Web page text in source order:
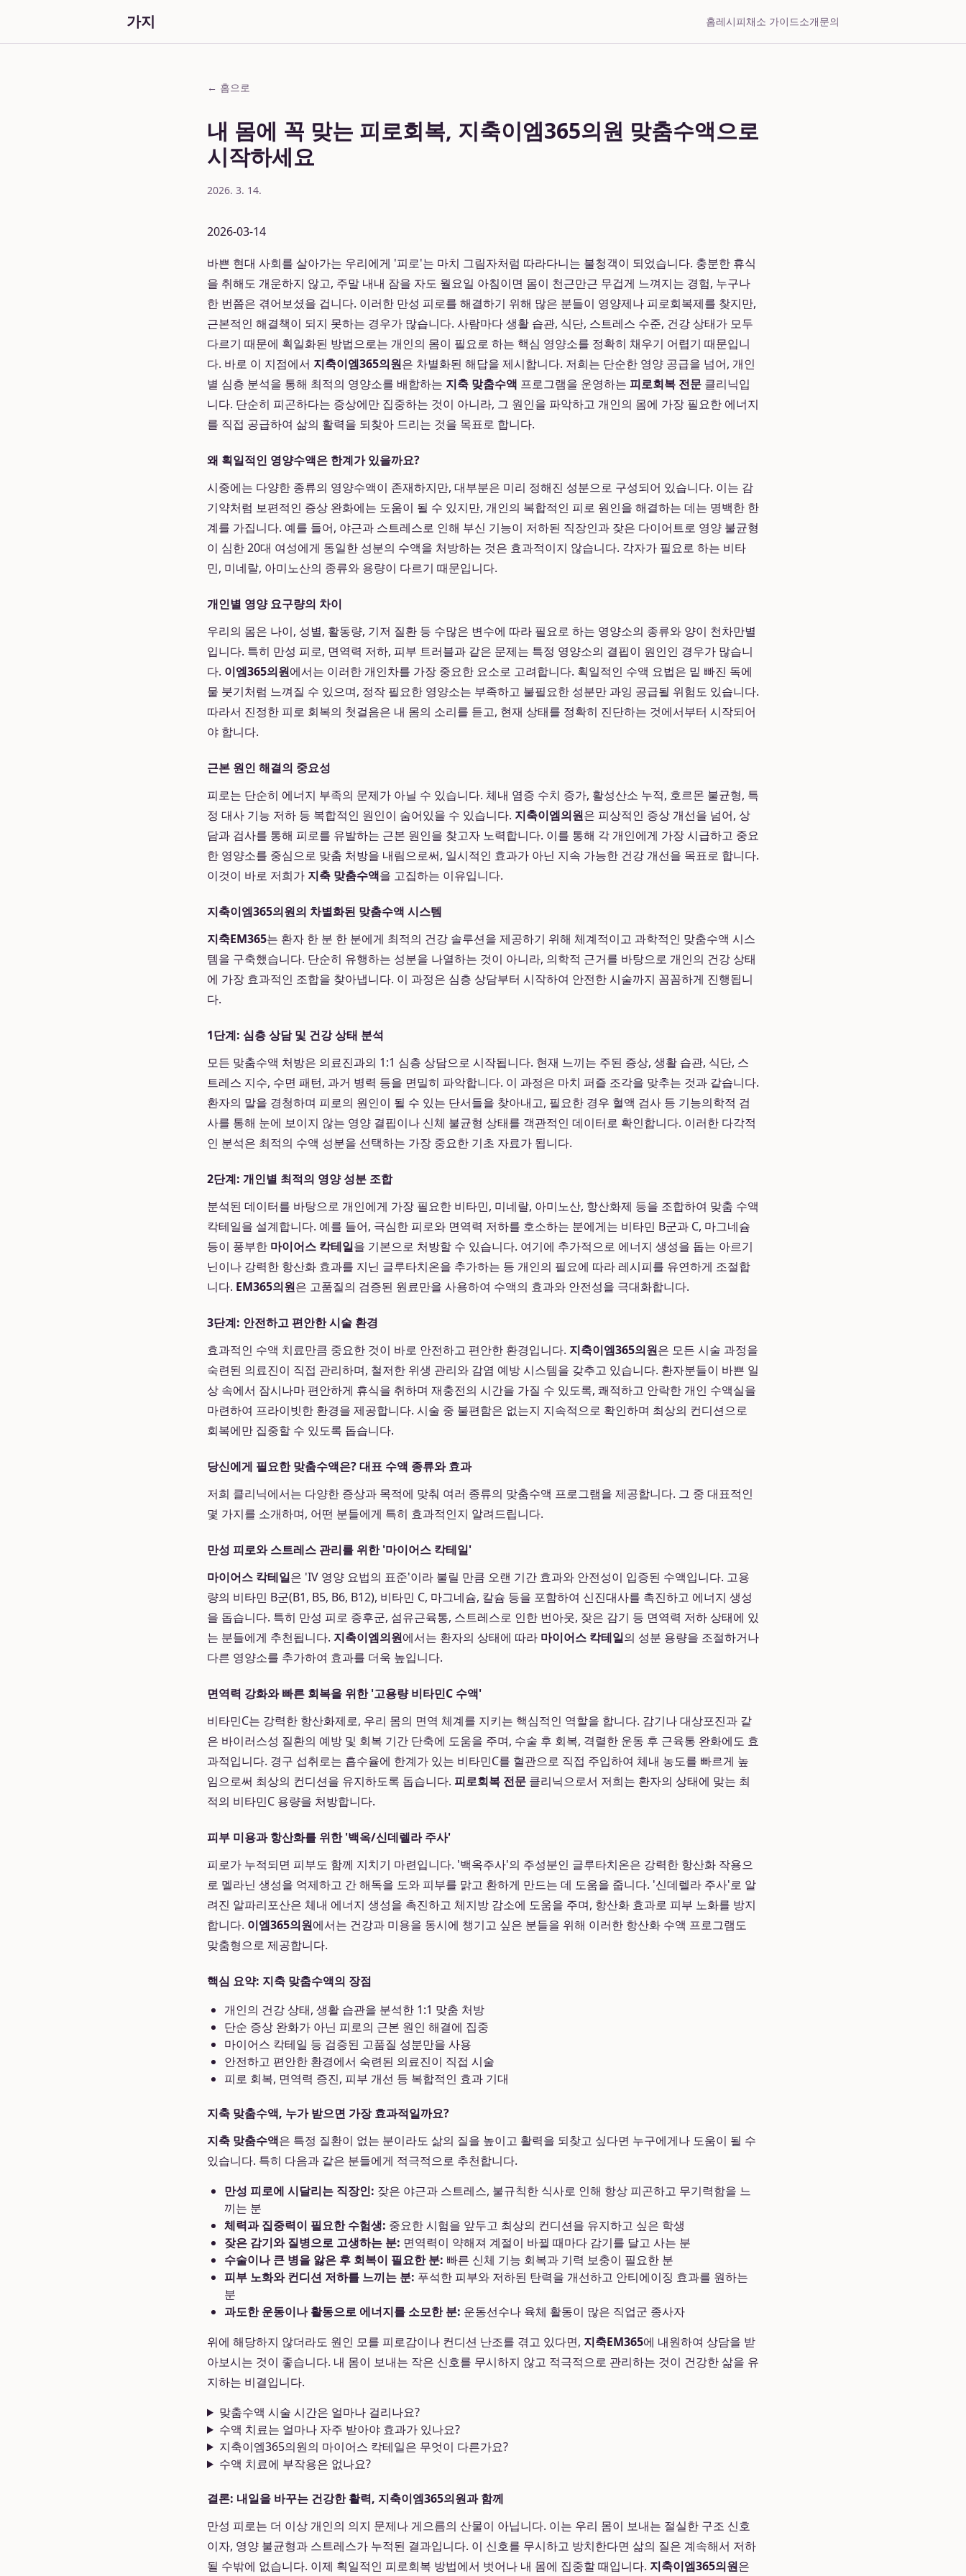
가지 홈레시피채소 가이드소개문의
← 홈으로
내 몸에 꼭 맞는 피로회복, 지축이엠365의원 맞춤수액으로
시작하세요
2026. 3. 14.
2026-03-14
바쁜 현대 사회를 살아가는 우리에게 '피로'는 마치 그림자처럼 따라다니는 불청객이 되었습니다. 충분한 휴식
을 취해도 개운하지 않고, 주말 내내 잠을 자도 월요일 아침이면 몸이 천근만근 무겁게 느껴지는 경험, 누구나
한 번쯤은 겪어보셨을 겁니다. 이러한 만성 피로를 해결하기 위해 많은 분들이 영양제나 피로회복제를 찾지만,
근본적인 해결책이 되지 못하는 경우가 많습니다. 사람마다 생활 습관, 식단, 스트레스 수준, 건강 상태가 모두
다르기 때문에 획일화된 방법으로는 개인의 몸이 필요로 하는 핵심 영양소를 정확히 채우기 어렵기 때문입니
다. 바로 이 지점에서 지축이엠365의원은 차별화된 해답을 제시합니다. 저희는 단순한 영양 공급을 넘어, 개인
별 심층 분석을 통해 최적의 영양소를 배합하는 지축 맞춤수액 프로그램을 운영하는 피로회복 전문 클리닉입
니다. 단순히 피곤하다는 증상에만 집중하는 것이 아니라, 그 원인을 파악하고 개인의 몸에 가장 필요한 에너지
를 직접 공급하여 삶의 활력을 되찾아 드리는 것을 목표로 합니다.
왜 획일적인 영양수액은 한계가 있을까요?
시중에는 다양한 종류의 영양수액이 존재하지만, 대부분은 미리 정해진 성분으로 구성되어 있습니다. 이는 감
기약처럼 보편적인 증상 완화에는 도움이 될 수 있지만, 개인의 복합적인 피로 원인을 해결하는 데는 명백한 한
계를 가집니다. 예를 들어, 야근과 스트레스로 인해 부신 기능이 저하된 직장인과 잦은 다이어트로 영양 불균형
이 심한 20대 여성에게 동일한 성분의 수액을 처방하는 것은 효과적이지 않습니다. 각자가 필요로 하는 비타
민, 미네랄, 아미노산의 종류와 용량이 다르기 때문입니다.
개인별 영양 요구량의 차이
우리의 몸은 나이, 성별, 활동량, 기저 질환 등 수많은 변수에 따라 필요로 하는 영양소의 종류와 양이 천차만별
입니다. 특히 만성 피로, 면역력 저하, 피부 트러블과 같은 문제는 특정 영양소의 결핍이 원인인 경우가 많습니
다. 이엠365의원에서는 이러한 개인차를 가장 중요한 요소로 고려합니다. 획일적인 수액 요법은 밑 빠진 독에
물 붓기처럼 느껴질 수 있으며, 정작 필요한 영양소는 부족하고 불필요한 성분만 과잉 공급될 위험도 있습니다.
따라서 진정한 피로 회복의 첫걸음은 내 몸의 소리를 듣고, 현재 상태를 정확히 진단하는 것에서부터 시작되어
야 합니다.
근본 원인 해결의 중요성
피로는 단순히 에너지 부족의 문제가 아닐 수 있습니다. 체내 염증 수치 증가, 활성산소 누적, 호르몬 불균형, 특
정 대사 기능 저하 등 복합적인 원인이 숨어있을 수 있습니다. 지축이엠의원은 피상적인 증상 개선을 넘어, 상
담과 검사를 통해 피로를 유발하는 근본 원인을 찾고자 노력합니다. 이를 통해 각 개인에게 가장 시급하고 중요
한 영양소를 중심으로 맞춤 처방을 내림으로써, 일시적인 효과가 아닌 지속 가능한 건강 개선을 목표로 합니다.
이것이 바로 저희가 지축 맞춤수액을 고집하는 이유입니다.
지축이엠365의원의 차별화된 맞춤수액 시스템
지축EM365는 환자 한 분 한 분에게 최적의 건강 솔루션을 제공하기 위해 체계적이고 과학적인 맞춤수액 시스
템을 구축했습니다. 단순히 유행하는 성분을 나열하는 것이 아니라, 의학적 근거를 바탕으로 개인의 건강 상태
에 가장 효과적인 조합을 찾아냅니다. 이 과정은 심층 상담부터 시작하여 안전한 시술까지 꼼꼼하게 진행됩니
다.
1단계: 심층 상담 및 건강 상태 분석
모든 맞춤수액 처방은 의료진과의 1:1 심층 상담으로 시작됩니다. 현재 느끼는 주된 증상, 생활 습관, 식단, 스
트레스 지수, 수면 패턴, 과거 병력 등을 면밀히 파악합니다. 이 과정은 마치 퍼즐 조각을 맞추는 것과 같습니다.
환자의 말을 경청하며 피로의 원인이 될 수 있는 단서들을 찾아내고, 필요한 경우 혈액 검사 등 기능의학적 검
사를 통해 눈에 보이지 않는 영양 결핍이나 신체 불균형 상태를 객관적인 데이터로 확인합니다. 이러한 다각적
인 분석은 최적의 수액 성분을 선택하는 가장 중요한 기초 자료가 됩니다.
2단계: 개인별 최적의 영양 성분 조합
분석된 데이터를 바탕으로 개인에게 가장 필요한 비타민, 미네랄, 아미노산, 항산화제 등을 조합하여 맞춤 수액
칵테일을 설계합니다. 예를 들어, 극심한 피로와 면역력 저하를 호소하는 분에게는 비타민 B군과 C, 마그네슘
등이 풍부한 마이어스 칵테일을 기본으로 처방할 수 있습니다. 여기에 추가적으로 에너지 생성을 돕는 아르기
닌이나 강력한 항산화 효과를 지닌 글루타치온을 추가하는 등 개인의 필요에 따라 레시피를 유연하게 조절합
니다. EM365의원은 고품질의 검증된 원료만을 사용하여 수액의 효과와 안전성을 극대화합니다.
3단계: 안전하고 편안한 시술 환경
효과적인 수액 치료만큼 중요한 것이 바로 안전하고 편안한 환경입니다. 지축이엠365의원은 모든 시술 과정을
숙련된 의료진이 직접 관리하며, 철저한 위생 관리와 감염 예방 시스템을 갖추고 있습니다. 환자분들이 바쁜 일
상 속에서 잠시나마 편안하게 휴식을 취하며 재충전의 시간을 가질 수 있도록, 쾌적하고 안락한 개인 수액실을
마련하여 프라이빗한 환경을 제공합니다. 시술 중 불편함은 없는지 지속적으로 확인하며 최상의 컨디션으로
회복에만 집중할 수 있도록 돕습니다.
당신에게 필요한 맞춤수액은? 대표 수액 종류와 효과
저희 클리닉에서는 다양한 증상과 목적에 맞춰 여러 종류의 맞춤수액 프로그램을 제공합니다. 그 중 대표적인
몇 가지를 소개하며, 어떤 분들에게 특히 효과적인지 알려드립니다.
만성 피로와 스트레스 관리를 위한 '마이어스 칵테일'
마이어스 칵테일은 'IV 영양 요법의 표준'이라 불릴 만큼 오랜 기간 효과와 안전성이 입증된 수액입니다. 고용
량의 비타민 B군(B1, B5, B6, B12), 비타민 C, 마그네슘, 칼슘 등을 포함하여 신진대사를 촉진하고 에너지 생성
을 돕습니다. 특히 만성 피로 증후군, 섬유근육통, 스트레스로 인한 번아웃, 잦은 감기 등 면역력 저하 상태에 있
는 분들에게 추천됩니다. 지축이엠의원에서는 환자의 상태에 따라 마이어스 칵테일의 성분 용량을 조절하거나
다른 영양소를 추가하여 효과를 더욱 높입니다.
면역력 강화와 빠른 회복을 위한 '고용량 비타민C 수액'
비타민C는 강력한 항산화제로, 우리 몸의 면역 체계를 지키는 핵심적인 역할을 합니다. 감기나 대상포진과 같
은 바이러스성 질환의 예방 및 회복 기간 단축에 도움을 주며, 수술 후 회복, 격렬한 운동 후 근육통 완화에도 효
과적입니다. 경구 섭취로는 흡수율에 한계가 있는 비타민C를 혈관으로 직접 주입하여 체내 농도를 빠르게 높
임으로써 최상의 컨디션을 유지하도록 돕습니다. 피로회복 전문 클리닉으로서 저희는 환자의 상태에 맞는 최
적의 비타민C 용량을 처방합니다.
피부 미용과 항산화를 위한 '백옥/신데렐라 주사'
피로가 누적되면 피부도 함께 지치기 마련입니다. '백옥주사'의 주성분인 글루타치온은 강력한 항산화 작용으
로 멜라닌 생성을 억제하고 간 해독을 도와 피부를 맑고 환하게 만드는 데 도움을 줍니다. '신데렐라 주사'로 알
려진 알파리포산은 체내 에너지 생성을 촉진하고 체지방 감소에 도움을 주며, 항산화 효과로 피부 노화를 방지
합니다. 이엠365의원에서는 건강과 미용을 동시에 챙기고 싶은 분들을 위해 이러한 항산화 수액 프로그램도
맞춤형으로 제공합니다.
핵심 요약: 지축 맞춤수액의 장점
개인의 건강 상태, 생활 습관을 분석한 1:1 맞춤 처방
단순 증상 완화가 아닌 피로의 근본 원인 해결에 집중
마이어스 칵테일 등 검증된 고품질 성분만을 사용
안전하고 편안한 환경에서 숙련된 의료진이 직접 시술
피로 회복, 면역력 증진, 피부 개선 등 복합적인 효과 기대
지축 맞춤수액, 누가 받으면 가장 효과적일까요?
지축 맞춤수액은 특정 질환이 없는 분이라도 삶의 질을 높이고 활력을 되찾고 싶다면 누구에게나 도움이 될 수
있습니다. 특히 다음과 같은 분들에게 적극적으로 추천합니다.
만성 피로에 시달리는 직장인: 잦은 야근과 스트레스, 불규칙한 식사로 인해 항상 피곤하고 무기력함을 느
끼는 분
체력과 집중력이 필요한 수험생: 중요한 시험을 앞두고 최상의 컨디션을 유지하고 싶은 학생
잦은 감기와 질병으로 고생하는 분: 면역력이 약해져 계절이 바뀔 때마다 감기를 달고 사는 분
수술이나 큰 병을 앓은 후 회복이 필요한 분: 빠른 신체 기능 회복과 기력 보충이 필요한 분
피부 노화와 컨디션 저하를 느끼는 분: 푸석한 피부와 저하된 탄력을 개선하고 안티에이징 효과를 원하는
분
과도한 운동이나 활동으로 에너지를 소모한 분: 운동선수나 육체 활동이 많은 직업군 종사자
위에 해당하지 않더라도 원인 모를 피로감이나 컨디션 난조를 겪고 있다면, 지축EM365에 내원하여 상담을 받
아보시는 것이 좋습니다. 내 몸이 보내는 작은 신호를 무시하지 않고 적극적으로 관리하는 것이 건강한 삶을 유
지하는 비결입니다.
맞춤수액 시술 시간은 얼마나 걸리나요?
수액 치료는 얼마나 자주 받아야 효과가 있나요?
지축이엠365의원의 마이어스 칵테일은 무엇이 다른가요?
수액 치료에 부작용은 없나요?
결론: 내일을 바꾸는 건강한 활력, 지축이엠365의원과 함께
만성 피로는 더 이상 개인의 의지 문제나 게으름의 산물이 아닙니다. 이는 우리 몸이 보내는 절실한 구조 신호
이자, 영양 불균형과 스트레스가 누적된 결과입니다. 이 신호를 무시하고 방치한다면 삶의 질은 계속해서 저하
될 수밖에 없습니다. 이제 획일적인 피로회복 방법에서 벗어나 내 몸에 집중할 때입니다. 지축이엠365의원은